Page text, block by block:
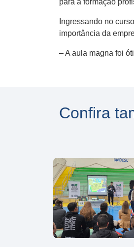
para a formação
Ingressando no
importância da
– A aula magna foi
Confira